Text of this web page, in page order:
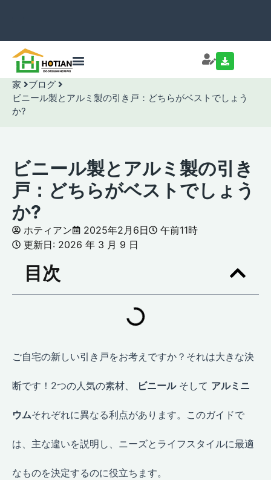
家
ブログ
ビニール製とアルミ製の引き戸：どちらがベストでしょう
か?
ビニール製とアルミ製の引き
戸：どちらがベストでしょう
か?
ホティアン 2025年2月6日
午前11時
更新日: 2026 年 3 月 9 日
目次
ご自宅の新しい引き戸をお考えですか？それは大きな決
断です！2つの人気の素材、 ビニールそして アルミニ
ウムそれぞれに異なる利点があります。このガイドで
は、主な違いを説明し、ニーズとライフスタイルに最適
なものを決定するのに役立ちます。